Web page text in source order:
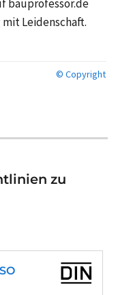
bauprofessor.de
Leidenschaft.
© Copyright
zu